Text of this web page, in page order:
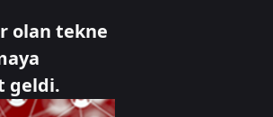
öğrenciye
burs
olan tekne
geldi.